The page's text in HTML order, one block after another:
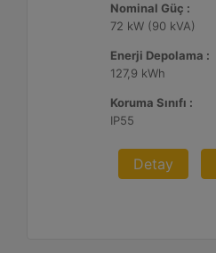
Nominal Güç :
72 kW (90 kVA)
Enerji Depolama :
127,9 kWh
Koruma Sınıfı :
IP55
Detay